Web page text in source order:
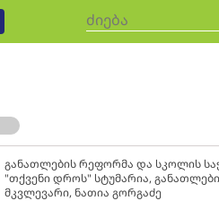
განათლების რეფორმა და სკოლის
"თქვენი დროს" სტუმარია,
მკვლევარი, ნათია გორგაძე